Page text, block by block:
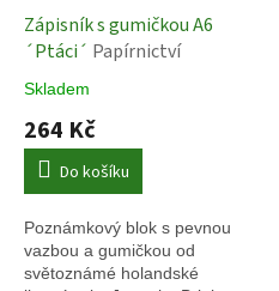
Zápisník s gumičkou A6
´Ptáci´ Papírnictví
Skladem
264 Kč
Do košíku
Poznámkový blok s pevnou
vazbou a gumičkou od
světoznámé holandské